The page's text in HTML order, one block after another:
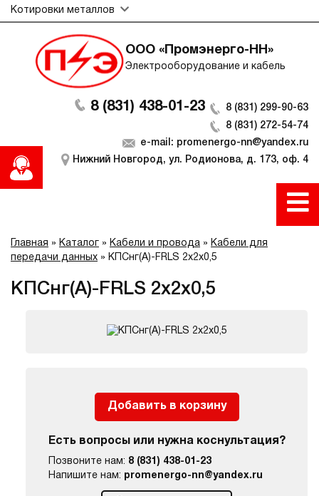
Котировки металлов
ООО «Промэнерго-НН»
Электрооборудование и кабель
8 (831) 438-01-23
8 (831) 299-90-63
8 (831) 272-54-74
e-mail: promenergo-nn@yandex.ru
Нижний Новгород, ул. Родионова, д. 173, оф. 4
Главная » Каталог » Кабели и провода » Кабели для
передачи данных » КПСнг(А)-FRLS 2х2х0,5
КПСнг(А)-FRLS 2х2х0,5
Добавить в корзину
Есть вопросы или нужна коснультация?
Позвоните нам: 8 (831) 438-01-23
Напишите нам: promenergo-nn@yandex.ru